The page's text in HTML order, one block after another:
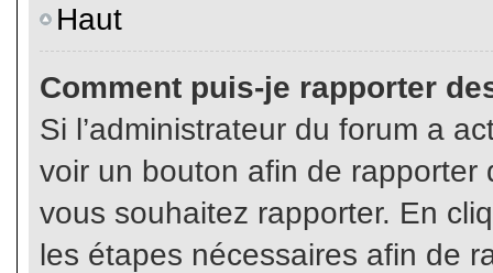
Haut
Comment puis-je rapporter
Si l’administrateur du forum a
voir un bouton afin de
vous souhaitez rapporter. En
les étapes nécessaires afin de